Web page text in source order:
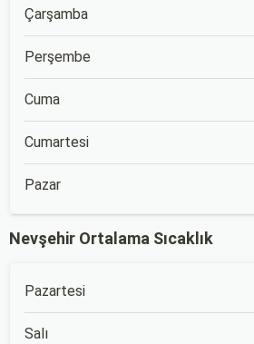
Çarşamba
Perşembe
Cuma
Cumartesi
Pazar
Nevşehir Ortalama Sıcaklık
Pazartesi
Salı